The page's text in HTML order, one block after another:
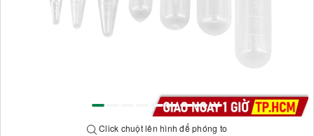
Click chuột lên hình để phóng to